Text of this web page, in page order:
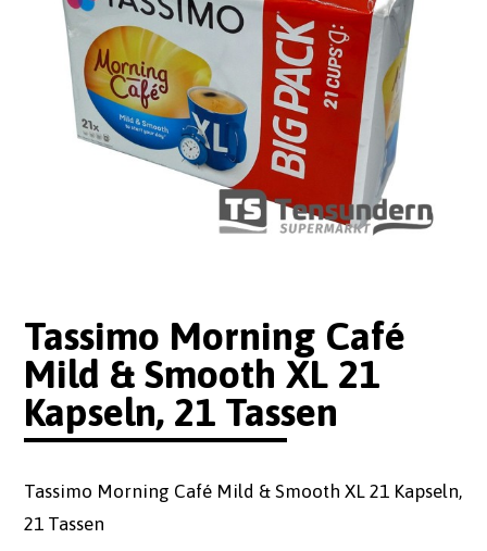
Tassimo Morning Café
Mild & Smooth XL 21
Kapseln, 21 Tassen
Tassimo Morning Café Mild & Smooth XL 21 Kapseln,
21 Tassen